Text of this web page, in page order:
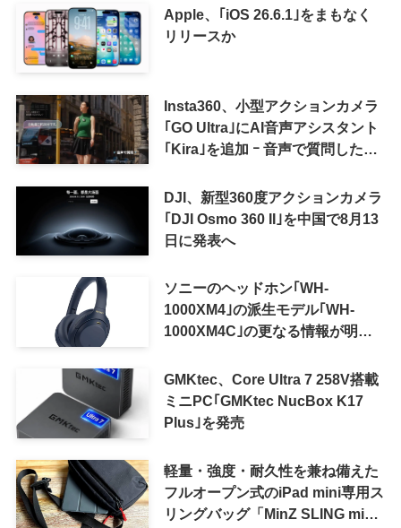
Apple、｢iOS 26.6.1｣をまもなく
リリースか
Insta360、小型アクションカメラ
｢GO Ultra｣にAI音声アシスタント
｢Kira｣を追加 ｰ 音声で質問した
可能に
DJI、新型360度アクションカメラ
｢DJI Osmo 360 II｣を中国で8月13
日に発表へ
ソニーのヘッドホン｢WH-
1000XM4｣の派生モデル｢WH-
1000XM4C｣の更なる情報が明ら
GMKtec、Core Ultra 7 258V搭載
ミニPC｢GMKtec NucBox K17
Plus｣を発売
軽量・強度・耐久性を兼ね備えた
フルオープン式のiPad mini専用ス
リングバッグ「MinZ SLING mini